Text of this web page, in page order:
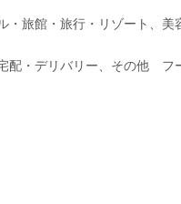
旅館・旅行・リゾート、美
配・デリバリー、その他 フ